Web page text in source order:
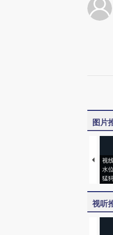
图片
视
水
猛
视听